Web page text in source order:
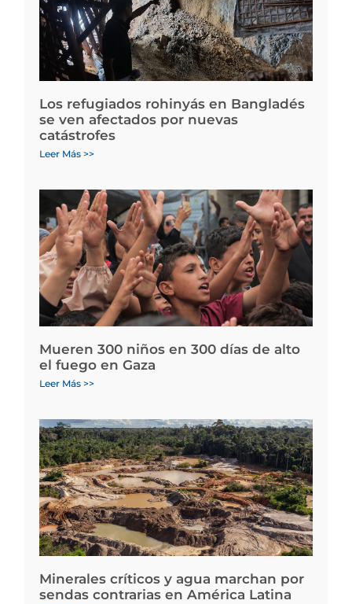
Los refugiados rohinyás en Bangladés
se ven afectados por nuevas
catástrofes
Leer Más >>
Mueren 300 niños en 300 días de alto
el fuego en Gaza
Leer Más >>
Minerales críticos y agua marchan por
sendas contrarias en América Latina